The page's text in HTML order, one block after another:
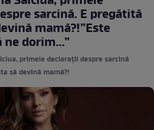
sarcină. E pregătită
mamă?!”Este
ne dorim...”
primele declarații despre sarcină
să devină mamă?!